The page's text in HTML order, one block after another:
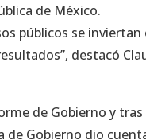
de México.
públicos se inviertan
destacó
de Gobierno y
de Gobierno dio